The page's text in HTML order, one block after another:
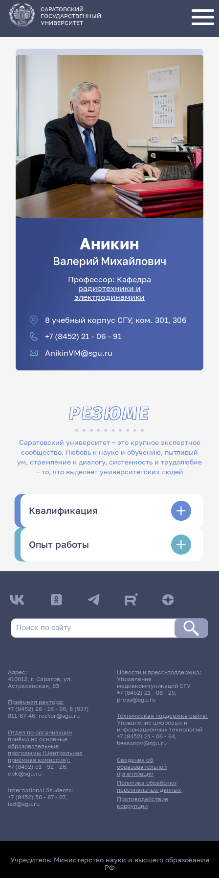
основному
содержанию
САРАТОВСКИЙ
ГОСУДАРСТВЕННЫЙ
УНИВЕРСИТЕТ
Аникин
Валерий Михайлович
Профессор: Кафедра
радиотехники и
электродинамики
8 учебный корпус СГУ, ком. 301, 306
+7 (8452) 21 - 06 - 91
AnikinVM@sgu.ru
Саратовский университет – это крупное экспертное
сообщество. Любовь к науке и обучению, пытливый
ум, стремление к диалогу, системность и трудолюбие
– то, что выделяет университетских людей
РЕЗЮМЕ
Квалификация
Опыт работы
Адрес:
410012, г. Саратов, ул.
Астраханская, 83
Приёмная ректора:
+7 (8452) 26 - 16 - 96, 8 (937)
811-67-46, rector@sgu.ru
Отдел по организации
приёма на основные
образовательные
программы (Центральная
приёмная комиссия):
+7 (8452) 51 - 92 - 26,
cpk@sgu.ru
International Students:
+7 (8452) 50 - 87 - 07,
ied@sgu.ru
Сведения об
образовательной
организации
Политика обработки
персональных данных
Противодействие
коррупции
Новости и пресс-поддержка:
Управление
медиакоммуникаций СГУ
+7 (8452) 21 - 06 - 25,
press@sgu.ru
Техническая поддержка сайта:
Управление цифровых и
информационных технологий
+7 (8452) 21 - 06 - 64,
bessonov@sgu.ru
Учредитель: Министерство науки и высшего образования
РФ